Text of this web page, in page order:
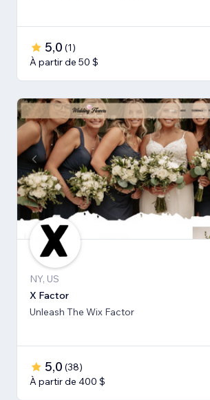
5,0 (1)
À partir de 50 $
NY, US
X Factor
Unleash The Wix Factor
5,0 (38)
À partir de 400 $